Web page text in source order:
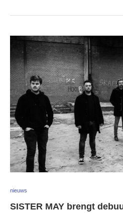
nieuws
SISTER MAY brengt